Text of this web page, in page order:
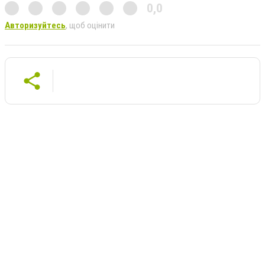
0,0
Авторизуйтесь, щоб оцінити